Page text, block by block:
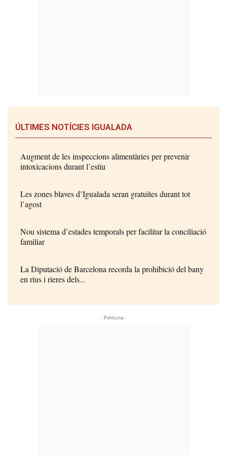
ÚLTIMES NOTÍCIES IGUALADA
Augment de les inspeccions alimentàries per prevenir
intoxicacions durant l’estiu
Les zones blaves d’Igualada seran gratuïtes durant tot
l’agost
Nou sistema d’estades temporals per facilitar la conciliació
familiar
La Diputació de Barcelona recorda la prohibició del bany
en rius i rieres dels...
- Publicitat -